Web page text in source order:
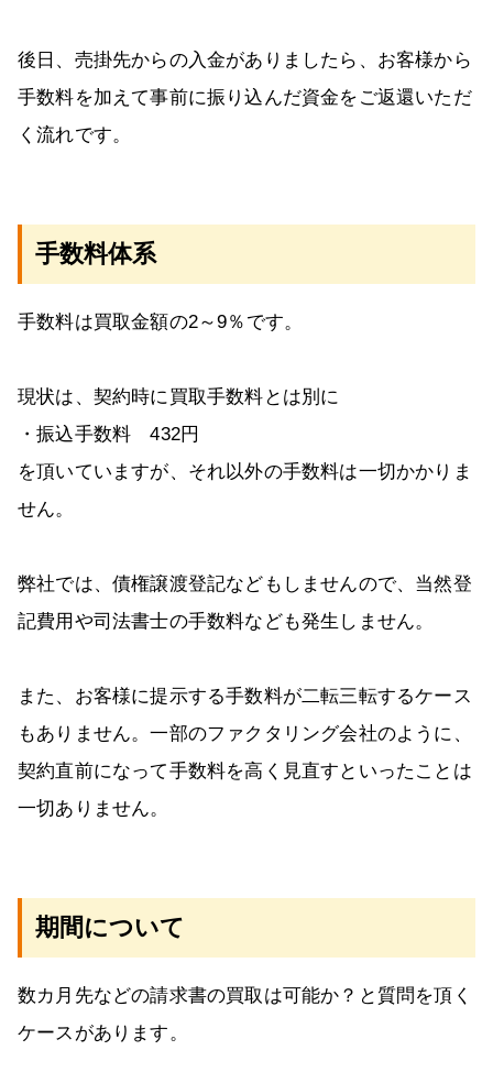
後日、売掛先からの入金がありましたら、お客様から
手数料を加えて事前に振り込んだ資金をご返還いただ
く流れです。
手数料体系
手数料は買取金額の2～9％です。
現状は、契約時に買取手数料とは別に
・振込手数料 432円
を頂いていますが、それ以外の手数料は一切かかりま
せん。
弊社では、債権譲渡登記などもしませんので、当然登
記費用や司法書士の手数料なども発生しません。
また、お客様に提示する手数料が二転三転するケース
もありません。一部のファクタリング会社のように、
契約直前になって手数料を高く見直すといったことは
一切ありません。
期間について
数カ月先などの請求書の買取は可能か？と質問を頂く
ケースがあります。